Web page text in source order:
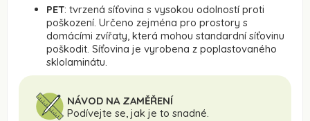
PET: tvrzená síťovina s vysokou odolností proti
poškození. Určeno zejména pro prostory s
domácími zvířaty, která mohou standardní síťovinu
poškodit. Síťovina je vyrobena z poplastovaného
sklolaminátu.
NÁVOD NA ZAMĚŘENÍ
Podívejte se, jak je to snadné.